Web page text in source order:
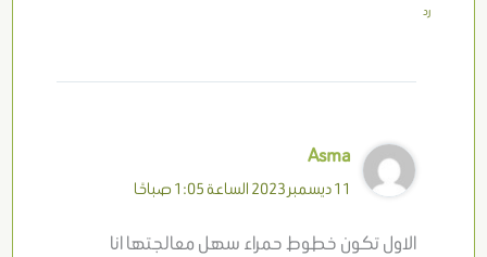
رد
Asma
11 ديسمبر 2023 الساعة 1:05 صباحًا
الاول تكون خطوط حمراء سهل معالجتها انا